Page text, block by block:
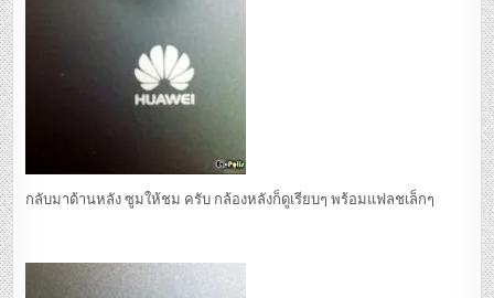
กลับมาด้านหลัง ซูมให้ชม ครับ กล้องหลังก็ดูเรียบๆ พร้อมแฟลชเล็กๆ